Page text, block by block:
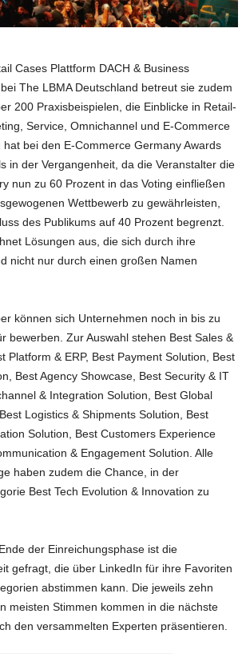
Cases Plattform DACH & Business
The LBMA Deutschland betreut sie zudem
200 Praxisbeispielen, die Einblicke in Retail-
Service, Omnichannel und E-Commerce
bei den E-Commerce Germany Awards
in der Vergangenheit, da die Veranstalter die
nun zu 60 Prozent in das Voting einfließen
Wettbewerb zu gewährleisten,
des Publikums auf 40 Prozent begrenzt.
Lösungen aus, die sich durch ihre
nicht nur durch einen großen Namen
können sich Unternehmen noch in bis zu
bewerben. Zur Auswahl stehen Best Sales &
Platform & ERP, Best Payment Solution, Best
Best Agency Showcase, Best Security & IT
& Integration Solution, Best Global
Logistics & Shipments Solution, Best
Solution, Best Customers Experience
& Engagement Solution. Alle
haben zudem die Chance, in der
Best Tech Evolution & Innovation zu
der Einreichungsphase ist die
gefragt, die über LinkedIn für ihre Favoriten
abstimmen kann. Die jeweils zehn
meisten Stimmen kommen in die nächste
den versammelten Experten präsentieren.